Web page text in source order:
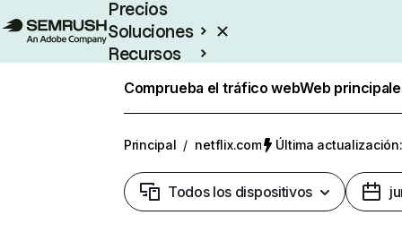
Precios
Soluciones
Recursos
Comprueba el tráfico webWeb
Principal / netflix.com Última
Todos los dispositivos